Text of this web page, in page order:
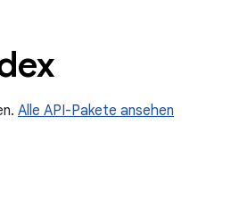
Alle API-Pakete ansehen